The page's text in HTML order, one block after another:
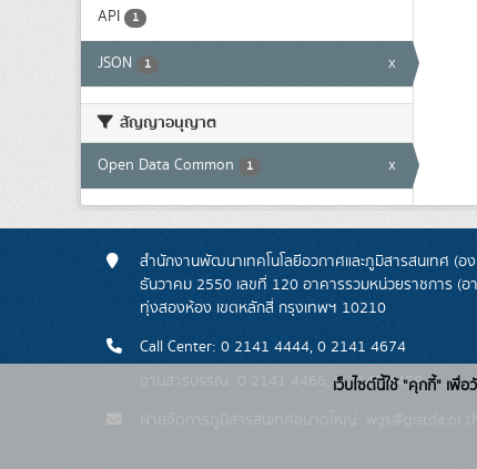
API 1
JSON 1 x
สัญญาอนุญาต
Open Data Common 1 x
สำนักงานพัฒนาเทคโนโลยีอวกาศและภูมิสารสนเทศ (
ธันวาคม 2550 เลขที่ 120 อาคารรวมหน่วยราชการ (
ทุ่งสองห้อง เขตหลักสี่ กรุงเทพฯ 10210
Call Center: 0 2141 4444, 0 2141 4674
งานสารบรรณ: 0 2141 4466, 0 2141 4468
ฝ่ายจัดการภูมิสารสนเทศขนาดใหญ่: wgs@gistda.or.th
เว็บไซต์นี้ใช้ "คุกกี้" เพื่